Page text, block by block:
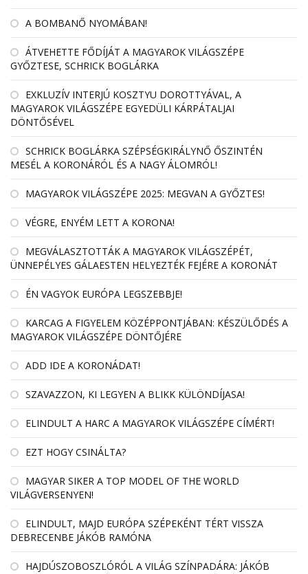
A BOMBANŐ NYOMÁBAN!
ÁTVEHETTE FŐDÍJÁT A MAGYAROK VILÁGSZÉPE
GYŐZTESE, SCHRICK BOGLÁRKA
EXKLUZÍV INTERJÚ KOSZTYU DOROTTYÁVAL, A
MAGYAROK VILÁGSZÉPE EGYEDÜLI KÁRPÁTALJAI
DÖNTŐSÉVEL
SCHRICK BOGLÁRKA SZÉPSÉGKIRÁLYNŐ ŐSZINTÉN
MESÉL A KORONÁRÓL ÉS A NAGY ÁLOMRÓL!
MAGYAROK VILÁGSZÉPE 2025: MEGVAN A GYŐZTES!
VÉGRE, ENYÉM LETT A KORONA!
MEGVÁLASZTOTTÁK A MAGYAROK VILÁGSZÉPÉT,
ÜNNEPÉLYES GÁLAESTEN HELYEZTÉK FEJÉRE A KORONÁT
ÉN VAGYOK EURÓPA LEGSZEBBJE!
KARCAG A FIGYELEM KÖZÉPPONTJÁBAN: KÉSZÜLŐDÉS A
MAGYAROK VILÁGSZÉPE DÖNTŐJÉRE
ADD IDE A KORONÁDAT!
SZAVAZZON, KI LEGYEN A BLIKK KÜLÖNDÍJASA!
ELINDULT A HARC A MAGYAROK VILÁGSZÉPE CÍMÉRT!
EZT HOGY CSINÁLTA?
MAGYAR SIKER A TOP MODEL OF THE WORLD
VILÁGVERSENYEN!
ELINDULT, MAJD EURÓPA SZÉPEKÉNT TÉRT VISSZA
DEBRECENBE JÁKÓB RAMÓNA
HAJDÚSZOBOSZLÓRÓL A VILÁG SZÍNPADÁRA: JÁKÓB